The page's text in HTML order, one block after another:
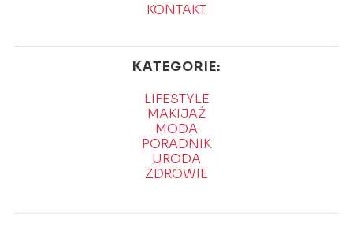
KONTAKT
KATEGORIE:
LIFESTYLE
MAKIJAŻ
MODA
PORADNIK
URODA
ZDROWIE